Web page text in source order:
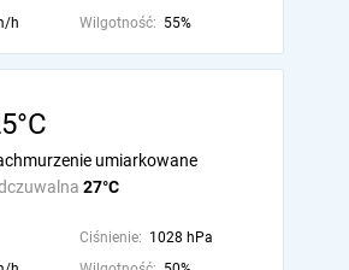
h Wilgotność: 55%
27°C
umiarkowane
Ciśnienie: 1028 hPa